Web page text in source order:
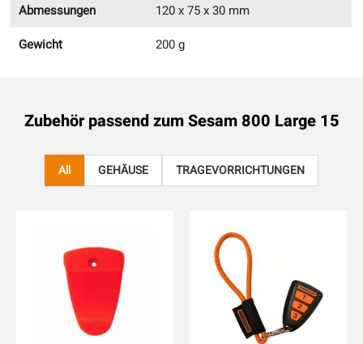
Abmessungen
120 x 75 x 30 mm
Gewicht
200 g
Zubehör passend zumSesam 800 Large 15
All GEHÄUSE TRAGEVORRICHTUNGEN